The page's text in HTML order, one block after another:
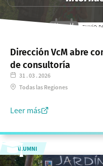
31 . 03 . 2026
Todas las Regiones
Dirección VcM abre
de consultoría
Leer más
ALUMNI